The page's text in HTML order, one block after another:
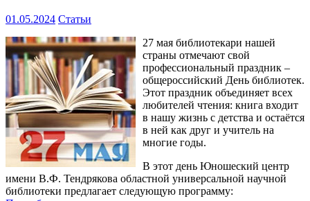
01.05.2024 Статьи
27 мая библиотекари нашей
страны отмечают свой
профессиональный праздник –
общероссийский День библиотек.
Этот праздник объединяет всех
любителей чтения: книга входит
в нашу жизнь с детства и остаётся
в ней как друг и учитель на
многие годы.
В этот день Юношеский центр
имени В.Ф. Тендрякова областной универсальной научной
библиотеки предлагает следующую программу: